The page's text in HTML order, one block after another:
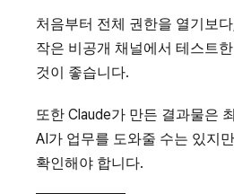
처음부터 전체 권한을 열기보
작은 비공개 채널에서 테스트
것이 좋습니다.
또한 Claude가 만든 결과물은
AI가 업무를 도와줄 수는 있지
확인해야 합니다.